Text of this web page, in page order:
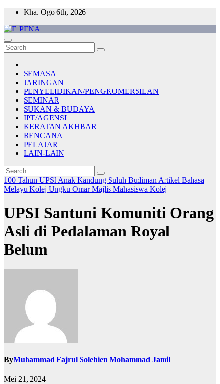
Skip
content
Kha. Ogo 6th, 2026
E-PENA
Berita Digital Terkini
SEMASA
JARINGAN
PENYELIDIKAN/PENGKOMERSILAN
SEMINAR
SUKAN & BUDAYA
IPT/AGENSI
KERATAN AKHBAR
RENCANA
PELAJAR
LAIN-LAIN
100 Tahun UPSI Anak Kandung Suluh Budiman Artikel Bahasa
Melayu Kolej Ungku OmarMajlis Mahasiswa Kolej
UPSI Santuni Komuniti Orang
Asli di Pedalaman Royal
Belum
ByMuhammad Fajrul Solehien Mohammad Jamil
Mei 21, 2024